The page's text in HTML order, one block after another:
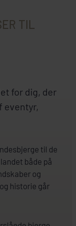
TIL
for dig, der
eventyr,
til de
både på
og
historie går